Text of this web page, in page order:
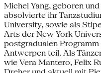
Michel Yang, geboren
absolvierte ihr
University, sowie als
Arts der New York
postgradualen
Antwerpen teil. Als
wie Vera Mantero, Felix